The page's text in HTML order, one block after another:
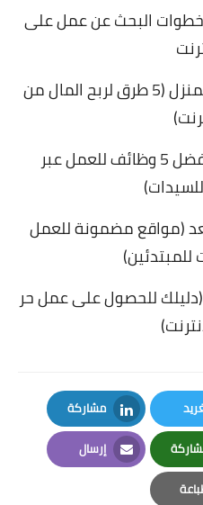
البحث عن عمل على
أعمال تجلب لك المال في المنزل (5 طرق لربح المال من
وظائف عن بعد للنساء (أفضل 5 وظائف للعمل عبر
(مواقع مضمونة للعمل
للمبتدئين)
للحصول على عمل حر
مشاركة
LinkedIn
إرسال
Email